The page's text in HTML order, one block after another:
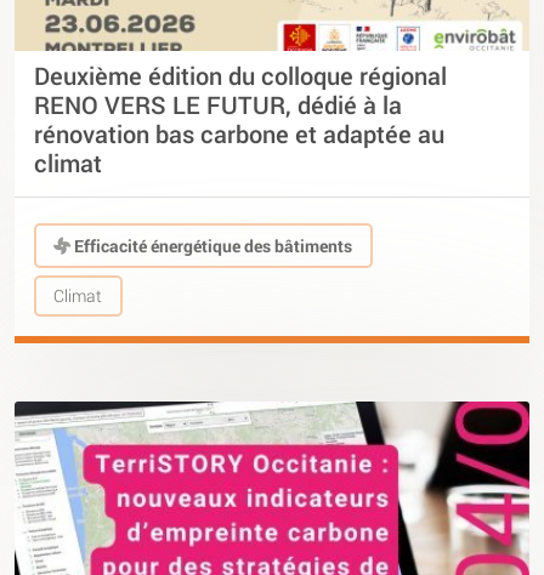
Deuxième édition du colloque régional
RENO VERS LE FUTUR, dédié à la
rénovation bas carbone et adaptée au
climat
Efficacité énergétique des bâtiments
Climat